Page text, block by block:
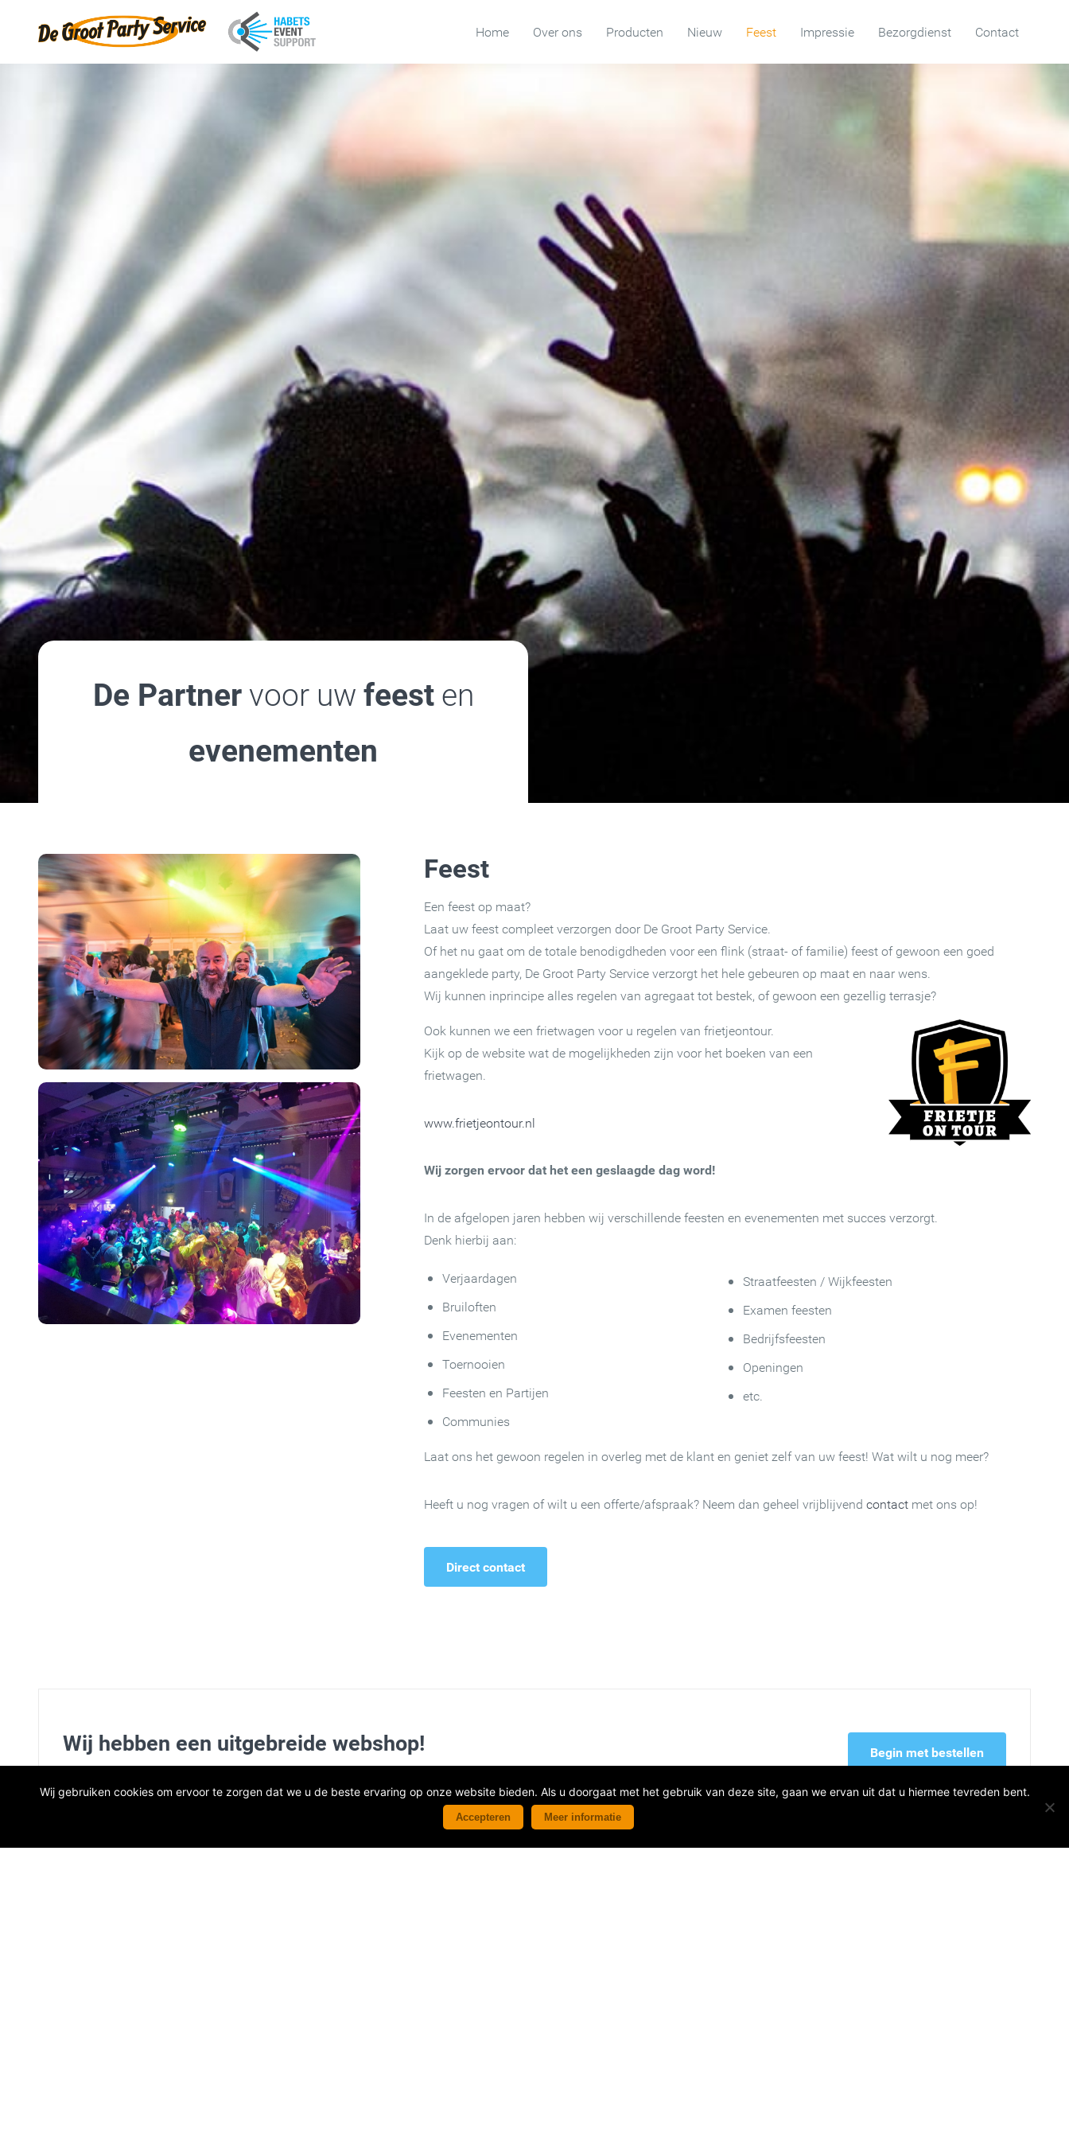
Home Over ons Producten Nieuw Feest Impressie Bezorgdienst Contact
De Partnervoor uwfeesten
evenementen
Feest
Een feest op maat?
Laat uw feest compleet verzorgen door De Groot Party Service.
Of het nu gaat om de totale benodigdheden voor een flink (straat- of familie) feest of gewoon een goed
aangeklede party, De Groot Party Service verzorgt het hele gebeuren op maat en naar wens.
Wij kunnen inprincipe alles regelen van agregaat tot bestek, of gewoon een gezellig terrasje?
Ook kunnen we een frietwagen voor u regelen van frietjeontour.
Kijk op de website wat de mogelijkheden zijn voor het boeken van een
frietwagen.
www.frietjeontour.nl
Wij zorgen ervoor dat het een geslaagde dag word!
In de afgelopen jaren hebben wij verschillende feesten en evenementen met succes verzorgt.
Denk hierbij aan:
Verjaardagen
Bruiloften
Evenementen
Toernooien
Feesten en Partijen
Communies
Straatfeesten / Wijkfeesten
Examen feesten
Bedrijfsfeesten
Openingen
etc.
Laat ons het gewoon regelen in overleg met de klant en geniet zelf van uw feest! Wat wilt u nog meer?
Heeft u nog vragen of wilt u een offerte/afspraak? Neem dan geheel vrijblijvendcontact met ons op!
Direct contact
Wij hebben een uitgebreide webshop! Begin met bestellen
Wij gebruiken cookies om ervoor te zorgen dat we u de beste ervaring op onze website bieden. Als u doorgaat met het gebruik van deze site, gaan we ervan uit dat u hiermee tevreden bent.
Accepteren Meer informatie